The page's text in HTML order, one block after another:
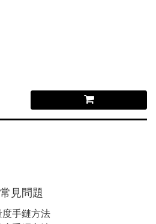
常見問題
度手鏈方法